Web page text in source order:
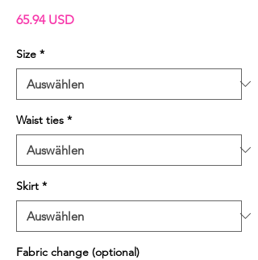
65.94 USDPreis
Size *
Waist ties *
Skirt *
Fabric change (optional)